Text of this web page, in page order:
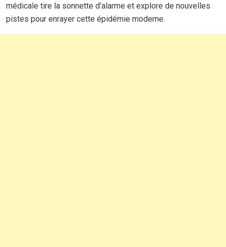
médicale tire la sonnette d’alarme et explore de nouvelles
pistes pour enrayer cette épidémie moderne.